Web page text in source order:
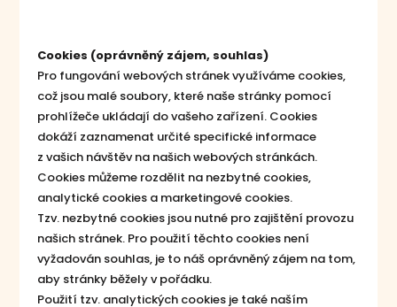
Cookies (oprávněný zájem, souhlas)
Pro fungování webových stránek využíváme cookies,
což jsou malé soubory, které naše stránky pomocí
prohlížeče ukládají do vašeho zařízení. Cookies
dokáží zaznamenat určité specifické informace
z vašich návštěv na našich webových stránkách.
Cookies můžeme rozdělit na nezbytné cookies,
analytické cookies a marketingové cookies.
Tzv. nezbytné cookies jsou nutné pro zajištění provozu
našich stránek. Pro použití těchto cookies není
vyžadován souhlas, je to náš oprávněný zájem na tom,
aby stránky běžely v pořádku.
Použití tzv. analytických cookies je také naším